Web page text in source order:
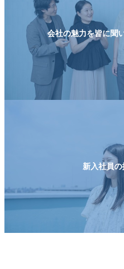
会社の魅力を皆に聞
新入社員の